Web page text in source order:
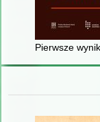
Pierwsze